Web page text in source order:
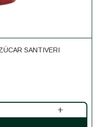
SANTIVERI
+